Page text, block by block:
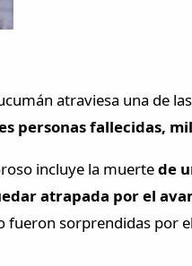
atraviesa una de
personas fallecidas,
incluye la muertede
atrapada por el
fueron sorprendidas por